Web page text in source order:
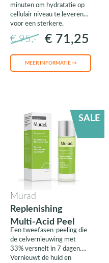
minuten om hydratatie op
cellulair niveau te leveren
voor een sterkere,
gezondere huid.
€ 95,- € 71,25
MEER INFORMATIE →
SALE
Murad
Replenishing
Multi-Acid Peel
Een tweefasen-peeling die
de celvernieuwing met
33% versnelt in 7 dagen.
Vernieuwt de huid en